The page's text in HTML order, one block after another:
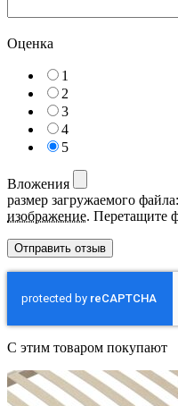
Оценка
1
2
3
4
5
Вложения
размер загружаемого
изображение. Перетащите
С этим товаром покупают